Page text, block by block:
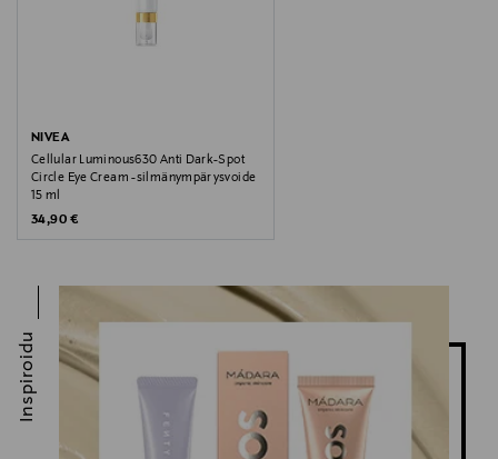
NIVEA
Cellular Luminous630 Anti Dark-Spot
Circle Eye Cream -silmänympärysvoide
15 ml
Original Price
34,90 €
Inspiroidu